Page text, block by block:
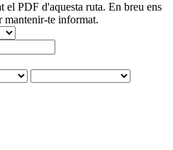
el PDF d'aquesta ruta. En breu ens
mantenir-te informat.